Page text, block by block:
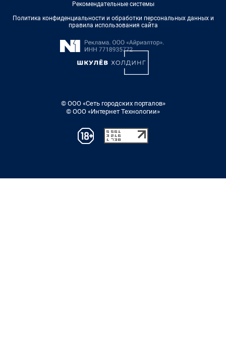
Рекомендательные системы
Политика конфиденциальности и обработки персональных данных и
правила использования сайта
© ООО «Сеть городских порталов»
© ООО «Интернет Технологии»